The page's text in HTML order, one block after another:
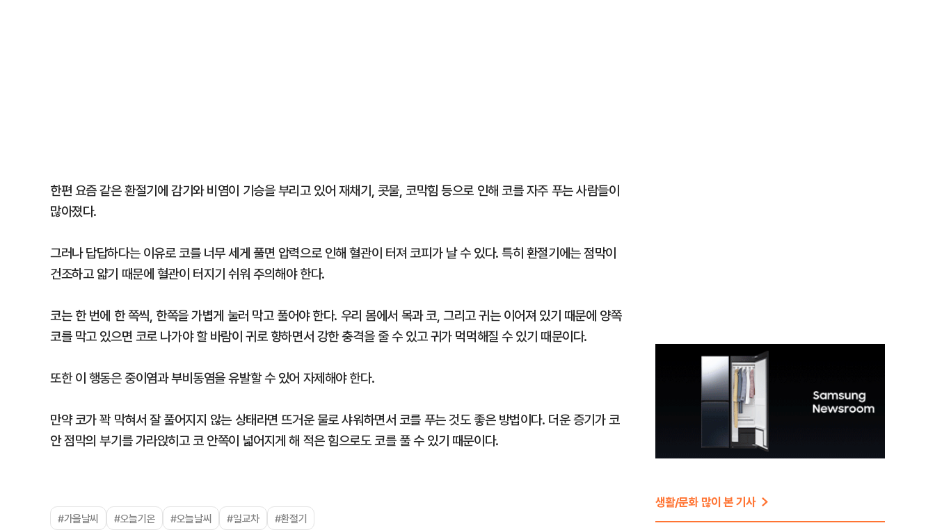
한편 요즘 같은 환절기에 감기와 비염이 기승을 부리고 있어 재채기, 콧물, 코막힘 등으로 인해 코를 자주 푸는 사람들이
많아졌다.
그러나 답답하다는 이유로 코를 너무 세게 풀면 압력으로 인해 혈관이 터져 코피가 날 수 있다. 특히 환절기에는 점막이
건조하고 얇기 때문에 혈관이 터지기 쉬워 주의해야 한다.
코는 한 번에 한 쪽씩, 한쪽을 가볍게 눌러 막고 풀어야 한다. 우리 몸에서 목과 코, 그리고 귀는 이어져 있기 때문에 양쪽
코를 막고 있으면 코로 나가야 할 바람이 귀로 향하면서 강한 충격을 줄 수 있고 귀가 먹먹해질 수 있기 때문이다.
또한 이 행동은 중이염과 부비동염을 유발할 수 있어 자제해야 한다.
만약 코가 꽉 막혀서 잘 풀어지지 않는 상태라면 뜨거운 물로 샤워하면서 코를 푸는 것도 좋은 방법이다. 더운 증기가 코
안 점막의 부기를 가라앉히고 코 안쪽이 넓어지게 해 적은 힘으로도 코를 풀 수 있기 때문이다.
#가을날씨 #오늘기온 #오늘날씨 #일교차 #환절기
생활/문화 많이 본 기사